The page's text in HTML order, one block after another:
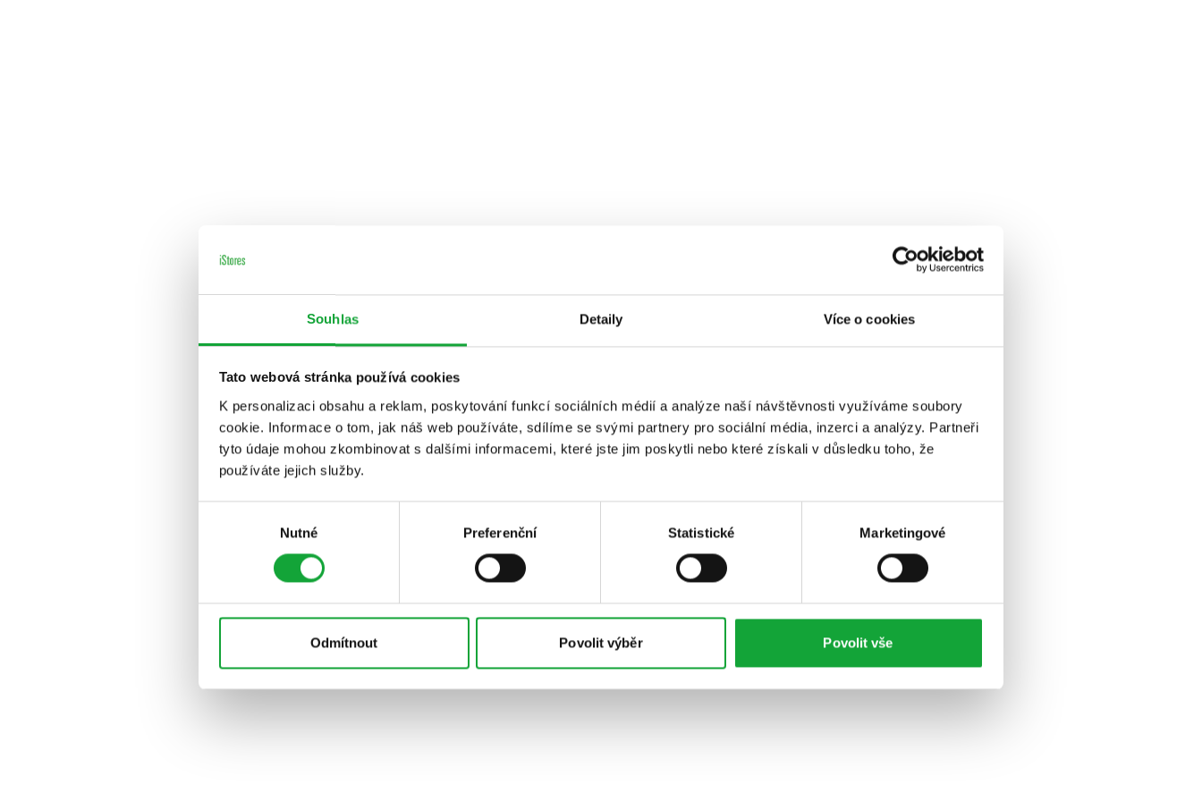
Souhlas Detaily Více o cookies
Tato webová stránka používá cookies
K personalizaci obsahu a reklam, poskytování funkcí sociálních médií a analýze naší návštěvnosti využíváme soubory
cookie. Informace o tom, jak náš web používáte, sdílíme se svými partnery pro sociální média, inzerci a analýzy. Partneři
tyto údaje mohou zkombinovat s dalšími informacemi, které jste jim poskytli nebo které získali v důsledku toho, že
používáte jejich služby.
Nutné Preferenční Statistické Marketingové
Odmítnout Povolit výběr Povolit vše